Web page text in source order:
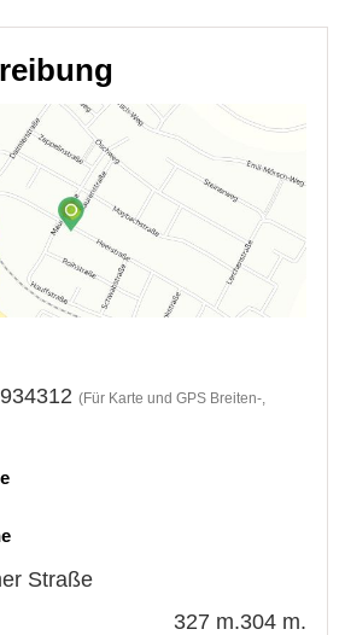
(Für Karte und GPS Breiten-,
Straße
304 m.
327 m.